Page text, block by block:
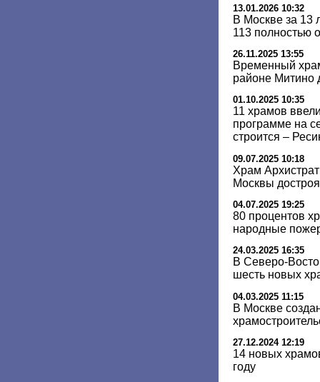
13.01.2026 10:32
В Москве за 13
113 полностью
26.11.2025 13:55
Временный
районе Митино
01.10.2025 10:35
11 храмов
программе на
строится –
09.07.2025 10:18
Храм
Москвы
04.07.2025 19:25
80 процентов
народные
24.03.2025 16:35
В Северо-
шесть новых
04.03.2025 11:15
В Москве
27.12.2024 12:19
14 новых
году